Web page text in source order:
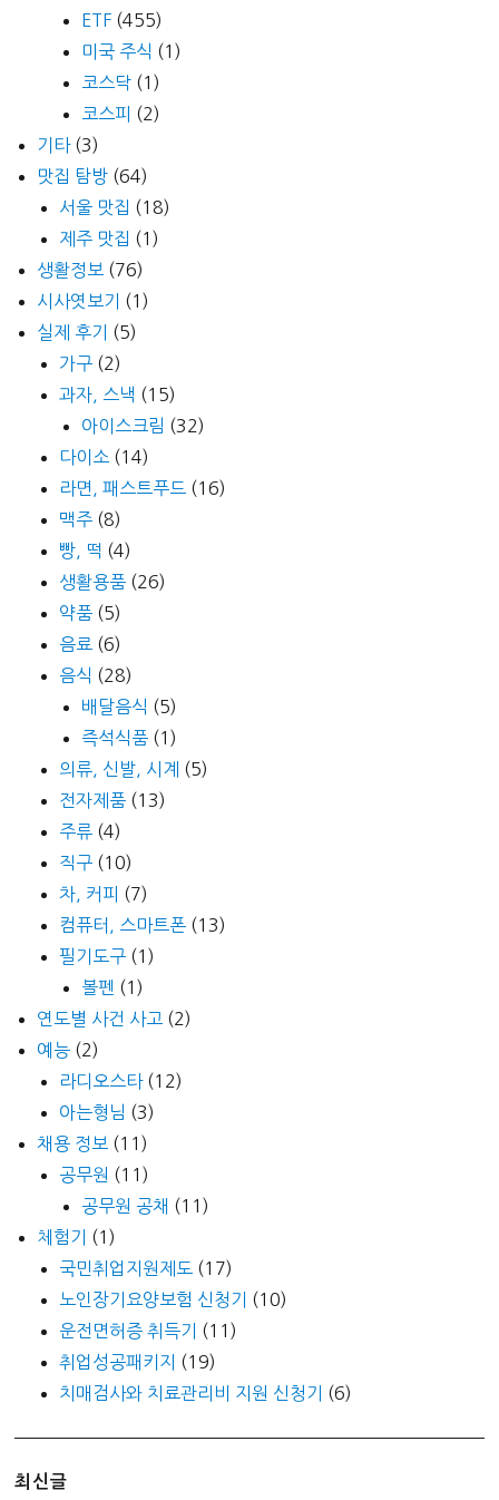
ETF (455)
미국 주식 (1)
코스닥 (1)
코스피 (2)
기타(3)
맛집 탐방 (64)
서울 맛집 (18)
제주 맛집 (1)
생활정보 (76)
시사엿보기
(1)
실제 후기
(5)
가구 (2)
과자, 스낵 (15)
아이스크림 (32)
다이소 (14)
라면, 패스트푸드 (16)
맥주 (8)
빵, 떡 (4)
생활용품 (26)
약품 (5)
음료 (6)
음식 (28)
배달음식 (5)
즉석식품 (1)
의류, 신발, 시계
(5)
전자제품 (13)
주류 (4)
직구 (10)
차, 커피 (7)
컴퓨터, 스마트폰 (13)
필기도구 (1)
볼펜 (1)
연도별 사건 사고 (2)
예능 (2)
라디오스타(12)
아는형님 (3)
채용 정보 (11)
공무원 (11)
공무원 공채 (11)
체험기
(1)
국민취업지원제도 (17)
노인장기요양보험 신청기
(10)
운전면허증 취득기
(11)
취업성공패키지
(19)
치매검사와 치료관리비 지원 신청기
(6)
최신글